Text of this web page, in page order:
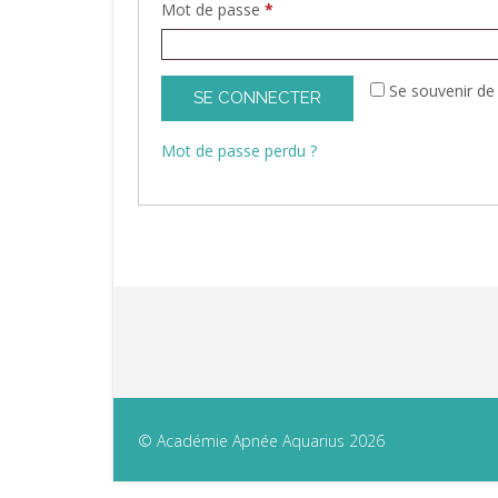
Mot de passe *
Se souvenir
SE CONNECTER
Mot de passe perdu ?
© Académie Apnée Aquarius 2026